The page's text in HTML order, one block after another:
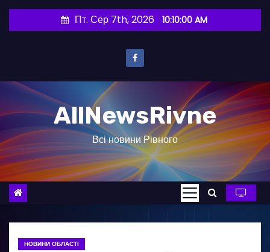
и
о
в
Пт. Сер 7th, 2026 10:10:01 AM
AllNewsRivne
Всі новини Рівного
НОВИНИ ОБЛАСТІ